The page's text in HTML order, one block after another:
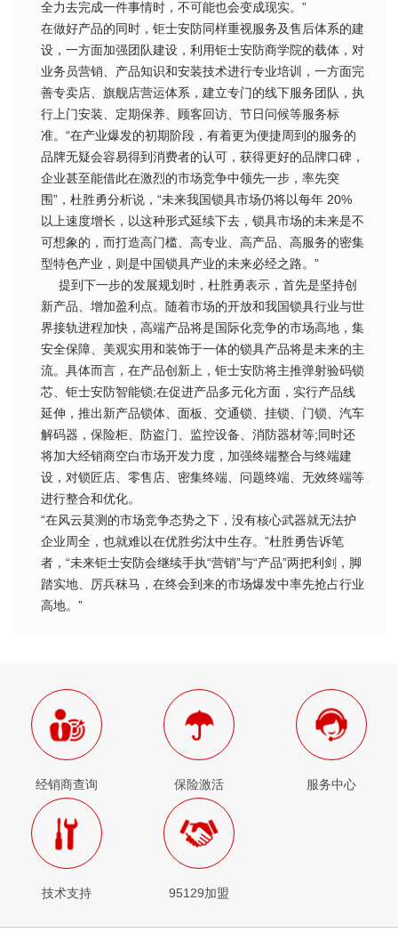
全力去完成一件事情时，不可能也会变成现实。”
在做好产品的同时，钜士安防同样重视服务及售后体系的建
设，一方面加强团队建设，利用钜士安防商学院的载体，对
业务员营销、产品知识和安装技术进行专业培训，一方面完
善专卖店、旗舰店营运体系，建立专门的线下服务团队，执
行上门安装、定期保养、顾客回访、节日问候等服务标
准。“在产业爆发的初期阶段，有着更为便捷周到的服务的
品牌无疑会容易得到消费者的认可，获得更好的品牌口碑，
企业甚至能借此在激烈的市场竞争中领先一步，率先突
围”，杜胜勇分析说，“未来我国锁具市场仍将以每年 20%
以上速度增长，以这种形式延续下去，锁具市场的未来是不
可想象的，而打造高门槛、高专业、高产品、高服务的密集
型特色产业，则是中国锁具产业的未来必经之路。”
提到下一步的发展规划时，杜胜勇表示，首先是坚持创
新产品、增加盈利点。随着市场的开放和我国锁具行业与世
界接轨进程加快，高端产品将是国际化竞争的市场高地，集
安全保障、美观实用和装饰于一体的锁具产品将是未来的主
流。具体而言，在产品创新上，钜士安防将主推弹射验码锁
芯、钜士安防智能锁;在促进产品多元化方面，实行产品线
延伸，推出新产品锁体、面板、交通锁、挂锁、门锁、汽车
解码器，保险柜、防盗门、监控设备、消防器材等;同时还
将加大经销商空白市场开发力度，加强终端整合与终端建
设，对锁匠店、零售店、密集终端、问题终端、无效终端等
进行整合和优化。
“在风云莫测的市场竞争态势之下，没有核心武器就无法护
企业周全，也就难以在优胜劣汰中生存。”杜胜勇告诉笔
者，“未来钜士安防会继续手执“营销”与“产品”两把利剑，脚
踏实地、厉兵秣马，在终会到来的市场爆发中率先抢占行业
高地。”
经销商查询 保险激活 服务中心
技术支持 95129加盟